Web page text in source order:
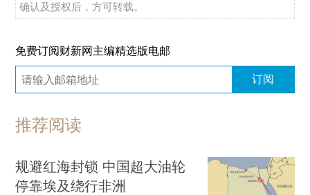
确认及授权后，方可转载。
免费订阅财新网主编精选版电邮
订阅
推荐阅读
规避红海封锁 中国超大油轮
停靠埃及绕行非洲